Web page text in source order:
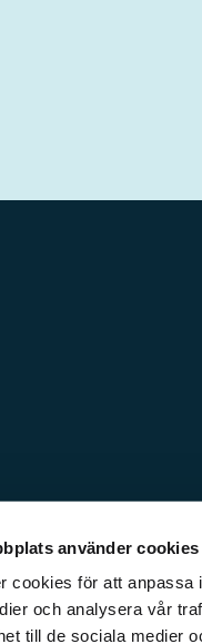
använder cookies
cookies för att anpassa
och analysera vår
till de sociala medier